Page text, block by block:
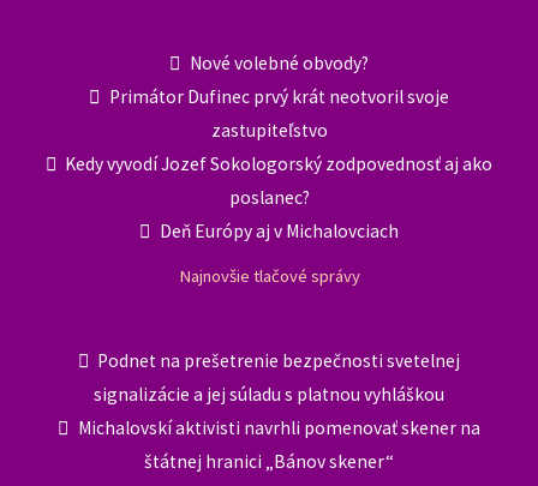
Nové volebné obvody?
Primátor Dufinec prvý krát neotvoril svoje
zastupiteľstvo
Kedy vyvodí Jozef Sokologorský zodpovednosť aj ako
poslanec?
Deň Európy aj v Michalovciach
Najnovšie tlačové správy
Podnet na prešetrenie bezpečnosti svetelnej
signalizácie a jej súladu s platnou vyhláškou
Michalovskí aktivisti navrhli pomenovať skener na
štátnej hranici „Bánov skener“